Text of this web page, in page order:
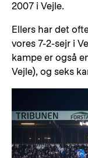
2007 i Vejle.
Ellers har det
vores 7-2-sejr i
kampe er også
Vejle), og seks